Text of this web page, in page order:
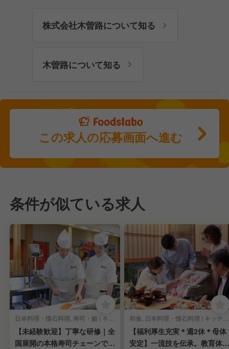
株式会社木曽路について知る
木曽路について知る
この求人の応募画面へ進む
条件が似ている求人
日本料理・懐石料理, 寿司・鮨 | キッチンスタッフ
【未経験歓迎】丁寧な研修｜全
国展開の本格寿司チェーンで寿
和食, 日本料理・懐石料理 | キッチンスタッフ
【福利厚生充実＊週2休＊母体
安定】一流技を伝承。教育体制